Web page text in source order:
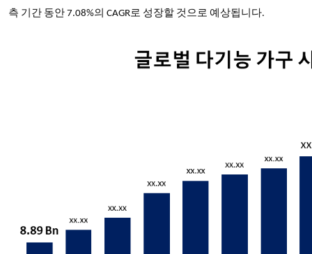
측 기간 동안 7.08%의 CAGR로 성장할 것으로 예상됩니다.